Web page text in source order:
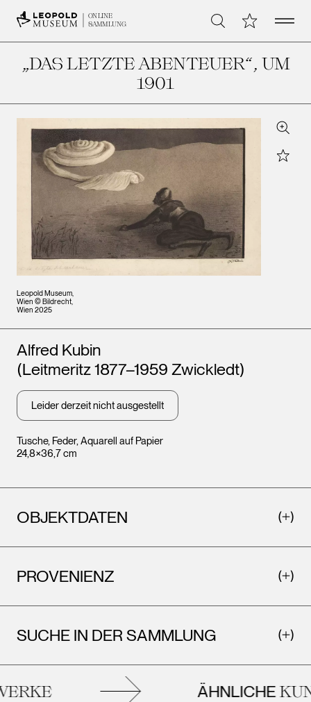
ONLINE
SAMMLUNG
Suche Meine Open
„DAS LETZTE ABENTEUER“, UM
1901
Leopold Museum,
Wien © Bildrecht,
Wien 2025
Zoom
Star
Tusche, Feder, Aquarell auf Papier
24,8×36,7 cm
Künstler*innen
Alfred Kubin
(Leitmeritz 1877–1959 Zwickledt)
Leider derzeit nicht ausgestellt
OBJEKTDATEN
PROVENIENZ
SUCHE IN DER SAMMLUNG
ÄHNLICHE